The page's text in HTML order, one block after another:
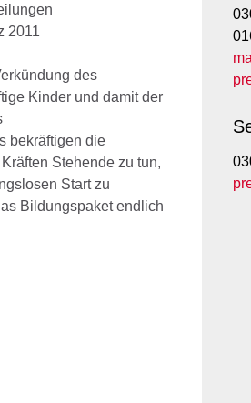
2011
des
Kinder und damit der
bekräftigen die
Stehende zu tun,
Start zu
Bildungspaket endlich